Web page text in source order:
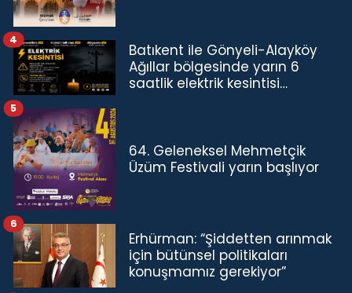
Batıkent ile Gönyeli-Alayköy
Ağıllar bölgesinde yarın 6
saatlik elektrik kesintisi…
4
64. Geleneksel Mehmetçik
Üzüm Festivali yarın başlıyor
5
Erhürman: “Şiddetten arınmak
için bütünsel politikaları
konuşmamız gerekiyor”
6